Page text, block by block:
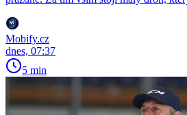
Mobify.cz
dnes, 07:37
5 min